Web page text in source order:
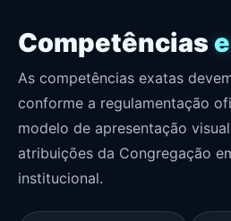
Competências
As competências exatas
conforme a regulamentação
modelo de apresentação
atribuições da Congregação
institucional.